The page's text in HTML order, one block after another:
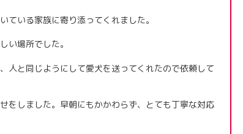
ている家族に寄り添ってくれました。
い場所でした。
人と同じようにして愛犬を送ってくれたので依頼して
をしました。早朝にもかかわらず、とても丁寧な対応